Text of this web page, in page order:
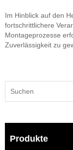
Im Hinblick auf den
fortschrittlichere
Montageprozesse
Zuverlässigkeit zu
Produkte